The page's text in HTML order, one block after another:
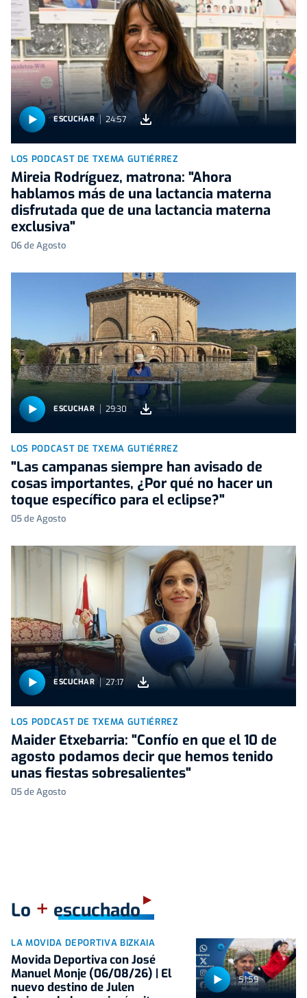
ESCUCHAR 24:57
LOS PODCAST DE TXEMA GUTIÉRREZ
Mireia Rodríguez, matrona: "Ahora
hablamos más de una lactancia materna
disfrutada que de una lactancia materna
exclusiva"
06 de Agosto
ESCUCHAR 29:30
LOS PODCAST DE TXEMA GUTIÉRREZ
"Las campanas siempre han avisado de
cosas importantes, ¿Por qué no hacer un
toque específico para el eclipse?"
05 de Agosto
ESCUCHAR 27:17
LOS PODCAST DE TXEMA GUTIÉRREZ
Maider Etxebarria: "Confío en que el 10 de
agosto podamos decir que hemos tenido
unas fiestas sobresalientes"
05 de Agosto
Lo + escuchado
51:59
LA MOVIDA DEPORTIVA BIZKAIA
Movida Deportiva con José
Manuel Monje (06/08/26) | El
nuevo destino de Julen